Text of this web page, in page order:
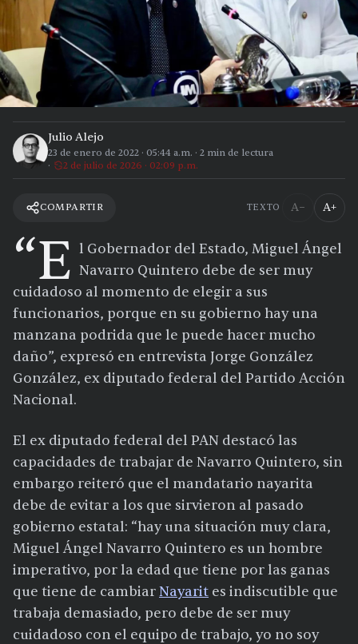
Julio Alejo
23 de enero de 2022 · 05:44 a.m. · 2 min de lectura
2 de julio de 2026 · 02:09 p.m.
COMPARTIR TEXTO A− A+
“E l Gobernador del Estado, Miguel Ángel
Navarro Quintero debe de ser muy
cuidadoso al momento de elegir a sus
funcionarios, porque en su gobierno hay una
manzana podrida que le puede hacer mucho
daño”, expresó en entrevista Jorge González
González, ex diputado federal del Partido Acción
Nacional.
El ex diputado federal del PAN destacó las
capacidades de trabajar de Navarro Quintero, sin
embargo reiteró que el mandatario nayarita
debe de evitar a los que sirvieron al pasado
gobierno estatal: “hay una situación muy clara,
Miguel Ángel Navarro Quintero es un hombre
imperativo, por la edad que tiene por las ganas
que tiene de cambiarNayarit es indiscutible que
trabaja demasiado, pero debe de ser muy
cuidadoso con el equipo de trabajo, yo no soy